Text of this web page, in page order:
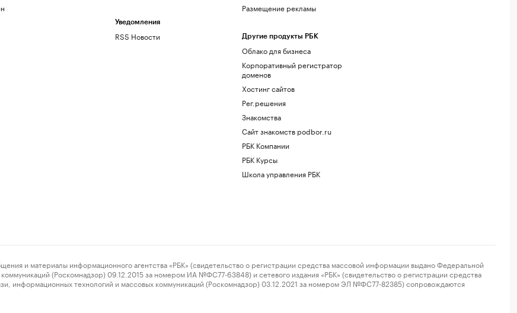
Уведомления
RSS Новости
Размещение рекламы
Другие продукты РБК
Облако для бизнеса
Корпоративный регистратор
доменов
Хостинг сайтов
Рег.решения
Знакомства
Сайт знакомств podbor.ru
РБК Компании
РБК Курсы
Школа управления РБК
информационного агентства «РБК» (свидетельство о регистрации средства массовой информации выдано Федеральной
(Роскомнадзор) 09.12.2015 за номером ИА №ФС77-63848) и сетевого издания «РБК» (свидетельство о регистрации средства
информационных технологий и массовых коммуникаций (Роскомнадзор) 03.12.2021 за номером ЭЛ №ФС77-82385) сопровождаются